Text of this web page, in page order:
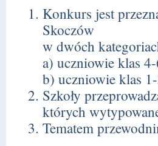
Konkurs jest
Skoczów
w dwóch
a) uczniowie klas
b) uczniowie klas
Szkoły
których
Tematem